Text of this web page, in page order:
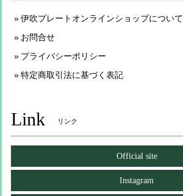
伊吹プレートオンラインショップについて
お問合せ
プライバシーポリシー
特定商取引法に基づく表記
Link リンク
Official site
Instagram